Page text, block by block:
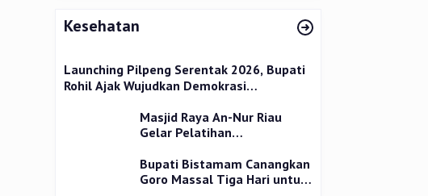
Kesehatan
Launching Pilpeng Serentak 2026, Bupati
Rohil Ajak Wujudkan Demokrasi
Masjid Raya An-Nur Riau
Gelar Pelatihan
Langsung Praktik dan Gratis
Bupati Bistamam Canangkan
Goro Massal Tiga Hari untuk